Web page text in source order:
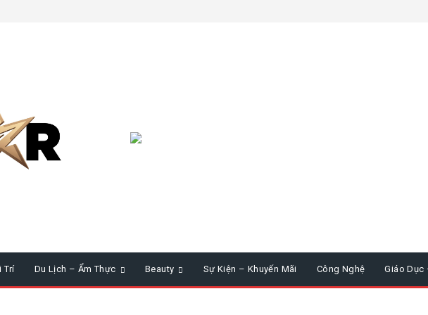
Trí Du Lịch – Ẩm Thực Beauty Sự Kiện – Khuyến Mãi Công Nghệ Giáo Dục